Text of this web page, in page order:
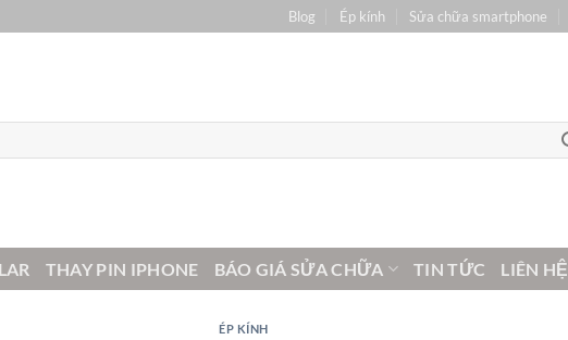
Blog Ép kính Sửa chữa smartphone
THAY PIN IPHONE BÁO GIÁ SỬA CHỮA TIN TỨC LIÊN HỆ
ÉP KÍNH